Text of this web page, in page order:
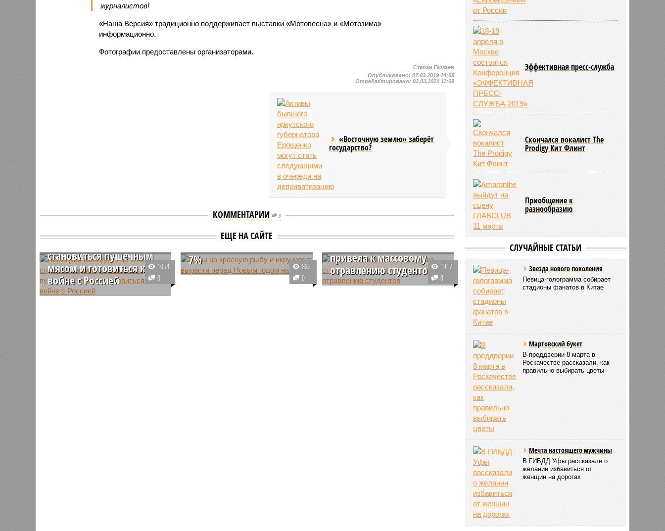
журналистов!
«Наша Версия» традиционно поддерживает выставки «Мотовесна» и «Мотозима»
информационно.
Фотографии предоставлены организаторами.
Степан Газзаев
Опубликовано:07.03.2019 14:05
Отредактировано:02.03.2020 11:09
«Восточную землю» заберёт
государство?
КОММЕНТАРИИ 0
ЕЩЕ НА САЙТЕ
хочет служить в армии,
становиться пушечным
мясом и готовиться к
войне с Россией
На фоне решения властей
1054
0
Цены на красную рыбу и
икру могут вырасти
7%
В преддверии новогодних
праздников стоимость красной
882
0
Мёртвая змея попала в
привела к массовому
отравлению студентов
В индийском городе Банка
1917
0
Эффективная пресс-служба
Скончался вокалист The
Prodigy Кит Флинт
Приобщение к
разнообразию
СЛУЧАЙНЫЕ СТАТЬИ
Звезда нового поколения
Певица-голограмма собирает
стадионы фанатов в Китае
Мартовский букет
В преддверии 8 марта в
Роскачестве рассказали, как
правильно выбирать цветы
Мечта настоящего мужчины
В ГИБДД Уфы рассказали о
желании избавиться от
женщин на дорогах